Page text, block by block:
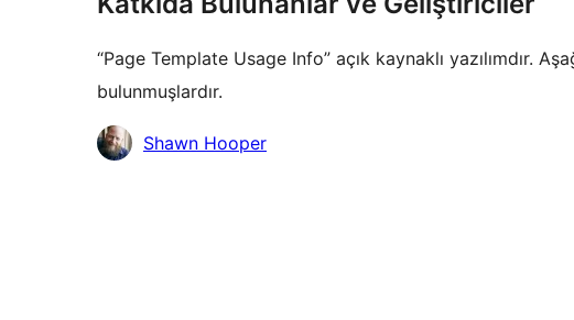
“Page Template Usage Info” açık kaynaklı yazılımdır.
bulunmuşlardır.
KatkıdaShawn Hooper